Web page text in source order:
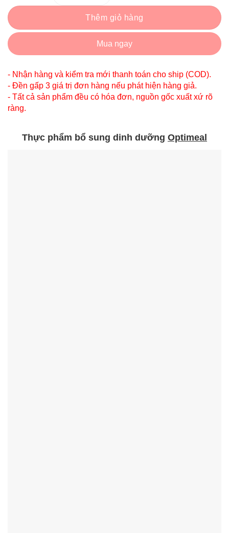
Thêm giỏ hàng
Mua ngay
- Nhận hàng và kiểm tra mới thanh toán cho ship (COD).
- Đền gấp 3 giá trị đơn hàng nếu phát hiện hàng giả.
- Tất cả sản phẩm đều có hóa đơn, nguồn gốc xuất xứ rõ
ràng.
Thực phẩm bổ sung dinh dưỡng Optimeal